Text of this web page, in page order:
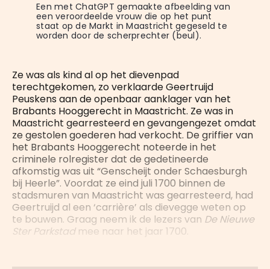
Een met ChatGPT gemaakte afbeelding van
een veroordeelde vrouw die op het punt
staat op de Markt in Maastricht gegeseld te
worden door de scherprechter (beul).
Ze was als kind al op het dievenpad
terechtgekomen, zo verklaarde Geertruijd
Peuskens aan de openbaar aanklager van het
Brabants Hooggerecht in Maastricht. Ze was in
Maastricht gearresteerd en gevangengezet omdat
ze gestolen goederen had verkocht. De griffier van
het Brabants Hooggerecht noteerde in het
criminele rolregister dat de gedetineerde
afkomstig was uit “Genscheijt onder Schaesburgh
bij Heerle”. Voordat ze eind juli 1700 binnen de
stadsmuren van Maastricht was gearresteerd, had
Geertruijd al een ‘carrière’ als dievegge weten op
te bouwen. Graag neem ik de lezers van De Nieuwe
Ster Parkstadmee naar het jaar 1700.